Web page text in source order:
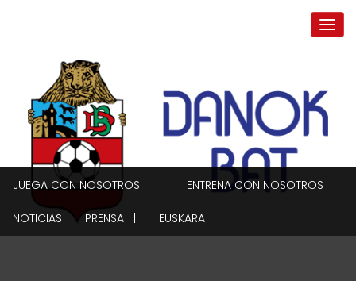
JUEGA CON NOSOTROS ENTRENA CON NOSOTROS
NOTICIAS PRENSA | EUSKARA